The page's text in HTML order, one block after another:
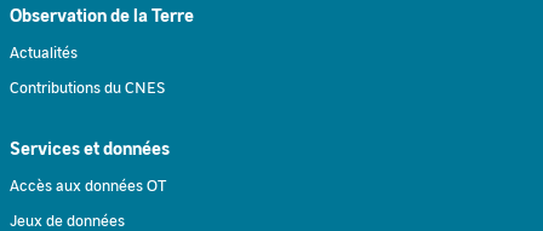
Observation de la Terre
Actualités
Contributions du CNES
Services et données
Accès aux données OT
Jeux de données